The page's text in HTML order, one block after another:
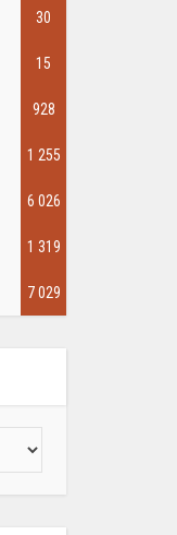
30
15
928
1 255
6 026
1 319
7 029